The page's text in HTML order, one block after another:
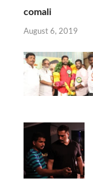
comali
August 6, 2019